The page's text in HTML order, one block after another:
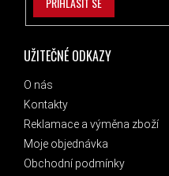
UŽITEČNÉ ODKAZY
O nás
Kontakty
Reklamace a výměna zboží
Moje objednávka
Obchodní podmínky